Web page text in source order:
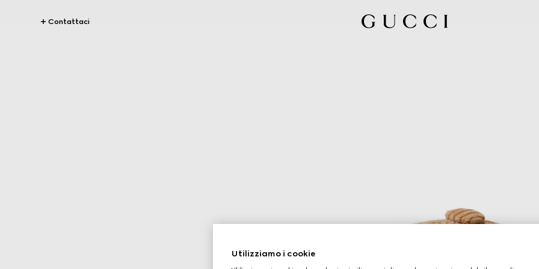
Contattaci
Utilizziamo i cookie